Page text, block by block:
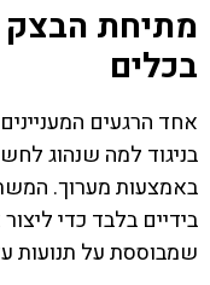
מתיחת הבצק
בכלים
אחד הרגעים
בניגוד למה שנהוג
באמצעות מערוך.
בידיים בלבד כדי
שמבוססת על תנועות